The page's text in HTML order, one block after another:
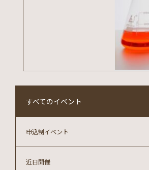
すべてのイベント
近日開催
申込制イベント